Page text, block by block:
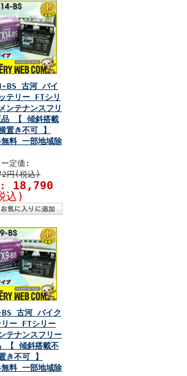
BS 古河 バイ
テリー FTシリ
ンテナンスフリ
品 【 傾斜搭載
置き不可 】
無料 一部地域除
ー定価:
円(税込)
: 18,790
込)
古河 バイク
リー FTシリー
テナンスフリー
【 傾斜搭載不
き不可 】
無料 一部地域除